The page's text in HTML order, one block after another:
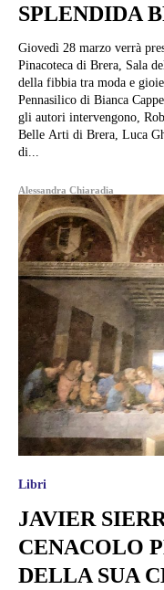
SPLENDIDA
Giovedì 28 marzo verrà
Pinacoteca di Brera, Sala
della fibbia tra moda e
Pennasilico di Bianca
gli autori intervengono,
Belle Arti di Brera, Luca
di...
Alessandra Chiaradia
Libri
JAVIER
CENACOLO
DELLA SUA